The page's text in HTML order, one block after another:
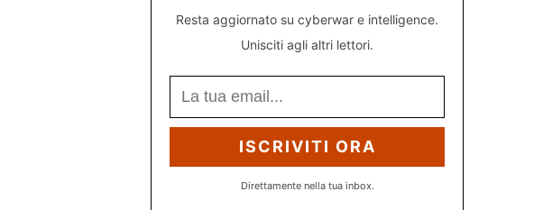
Resta aggiornato su cyberwar e intelligence.
Unisciti agli altri lettori.
ISCRIVITI ORA
Direttamente nella tua inbox.